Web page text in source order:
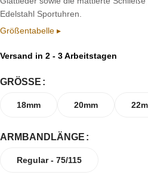
Edelstahl Sportuhren.
Größentabelle ▸
Versand in 2 - 3 Arbeitstagen
GRÖSSE
18mm 20mm
ARMBANDLÄNGE
Regular - 75/115